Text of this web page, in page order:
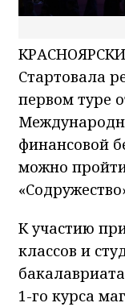
Стартовала
первом туре
финансовой
можно
К участию
классов и
1-го курса